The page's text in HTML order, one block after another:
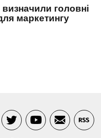
головні
маркетингу